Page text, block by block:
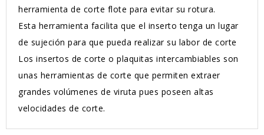
herramienta de corte flote para evitar su rotura.
Esta herramienta facilita que el inserto tenga un lugar
de sujeción para que pueda realizar su labor de corte
Los insertos de corte o plaquitas intercambiables son
unas herramientas de corte que permiten extraer
grandes volúmenes de viruta pues poseen altas
velocidades de corte.